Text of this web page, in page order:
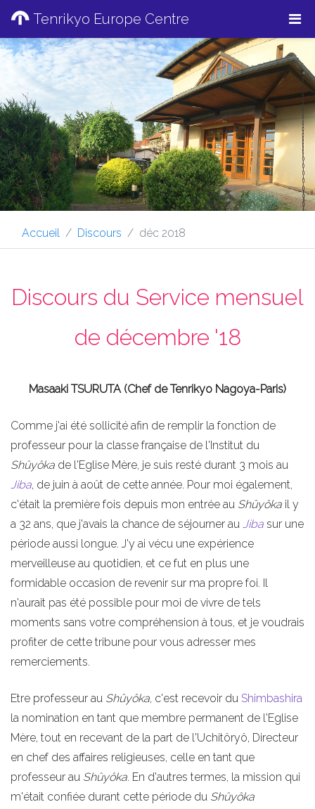
Tenrikyo Europe Centre
Accueil Discours déc 2018
Discours du Service mensuel
de décembre '18
Masaaki TSURUTA (Chef de Tenrikyo Nagoya-Paris)
Comme j'ai été sollicité afin de remplir la fonction de
professeur pour la classe française de l'Institut du
Shûyôka de l'Eglise Mère, je suis resté durant 3 mois au
Jiba, de juin à août de cette année. Pour moi également,
c'était la première fois depuis mon entrée au Shûyôka il y
a 32 ans, que j'avais la chance de séjourner au Jiba sur une
période aussi longue. J'y ai vécu une expérience
merveilleuse au quotidien, et ce fut en plus une
formidable occasion de revenir sur ma propre foi. Il
n'aurait pas été possible pour moi de vivre de tels
moments sans votre compréhension à tous, et je voudrais
profiter de cette tribune pour vous adresser mes
remerciements.
Etre professeur au Shûyôka, c'est recevoir du Shimbashira
la nomination en tant que membre permanent de l'Eglise
Mère, tout en recevant de la part de l'Uchitôryô, Directeur
en chef des affaires religieuses, celle en tant que
professeur au Shûyôka. En d'autres termes, la mission qui
m'était confiée durant cette période du Shûyôka